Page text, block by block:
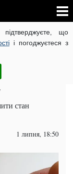
що
і погоджуєтеся з
В УКРАЇНІ
НА РУССКОМ
які
стан
1 липня, 18:50